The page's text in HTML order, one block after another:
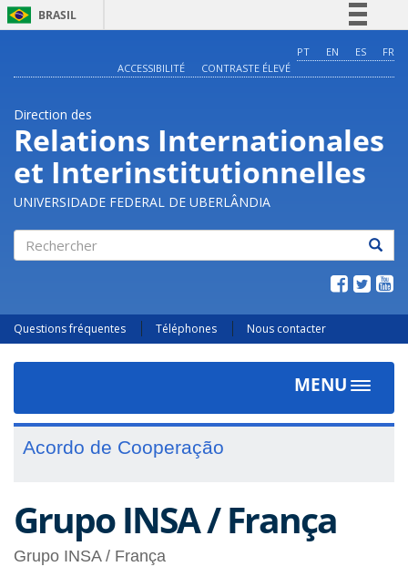
BRASIL
Comunica BR
Acesso à informação
Legislação
Canais
PT EN ES
FR
ACCESSIBILITÉ
CONTRASTE ÉLEVÉ
Direction des
Relations Internationales
et Interinstitutionnelles
UNIVERSIDADE FEDERAL DE UBERLÂNDIA
Questions fréquentes Téléphones Nous contacter
MENU
Toggle
Acordo de Cooperação
Grupo INSA / França
Grupo INSA / França